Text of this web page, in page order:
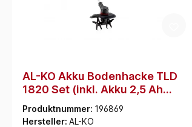
AL-KO Akku Bodenhacke TLD
1820 Set (inkl. Akku 2,5 Ah
und Ladegerät C40.6 Li)
(114154)
Produktnummer: 196869
Hersteller: AL-KO